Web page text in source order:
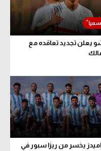
يعلن تجديد تعاقده مع
يخسر من ريزا سبور في